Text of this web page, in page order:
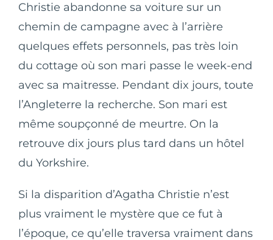
Christie abandonne sa voiture sur un
chemin de campagne avec à l’arrière
quelques effets personnels, pas très loin
du cottage où son mari passe le week-end
avec sa maitresse. Pendant dix jours, toute
l’Angleterre la recherche. Son mari est
même soupçonné de meurtre. On la
retrouve dix jours plus tard dans un hôtel
du Yorkshire.
Si la disparition d’Agatha Christie n’est
plus vraiment le mystère que ce fut à
l’époque, ce qu’elle traversa vraiment dans